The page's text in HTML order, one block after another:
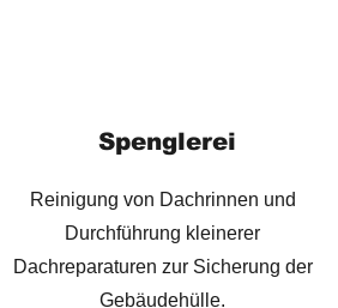
Spenglerei
Reinigung von Dachrinnen und
Durchführung kleinerer
Dachreparaturen zur Sicherung der
Gebäudehülle.